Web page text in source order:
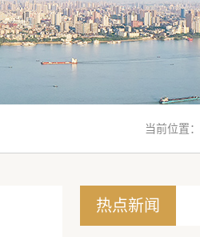
当前位置：
热点新闻